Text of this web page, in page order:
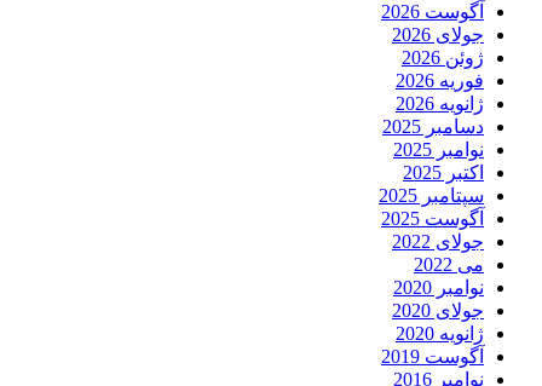
آگوست 2026
جولای 2026
ژوئن 2026
فوریه 2026
ژانویه 2026
دسامبر 2025
نوامبر 2025
اکتبر 2025
سپتامبر 2025
آگوست 2025
جولای 2022
می 2022
نوامبر 2020
جولای 2020
ژانویه 2020
آگوست 2019
نوامبر 2016